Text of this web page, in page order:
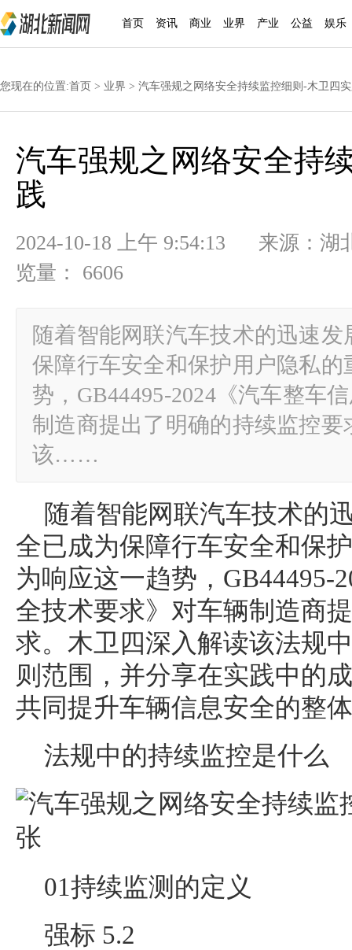
首页 资讯 商业 业界 产业 公益 娱乐
您现在的位置:首页 > 业界 > 汽车强规之网络安全持续监控细则-木卫四
汽车强规之网络安全持
践
2024-10-18 上午 9:54:13 来源：
览量： 6606
随着智能网联汽车技术的迅速
保障行车安全和保护用户隐私
势，GB44495-2024《汽车整车
制造商提出了明确的持续监控
该……
随着智能网联汽车技术的
全已成为保障行车安全和保
为响应这一趋势，GB44495-
全技术要求》对车辆制造商
求。木卫四深入解读该法规
则范围，并分享在实践中的
共同提升车辆信息安全的整
法规中的持续监控是什么
01持续监测的定义
强标 5.2